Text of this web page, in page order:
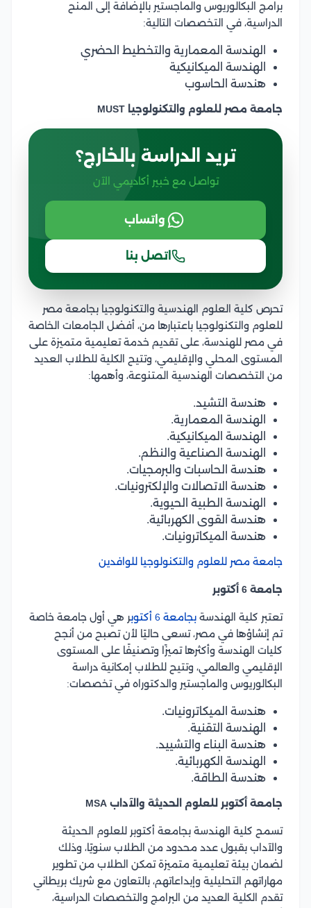
برامج البكالوريوس والماجستير بالإضافة إلى المنح
الدراسية، في التخصصات التالية:
الهندسة المعمارية والتخطيط الحضري
الهندسة الميكانيكية
هندسة الحاسوب
جامعة مصر للعلوم والتكنولوجيا MUST
تريد الدراسة بالخارج؟
تواصل مع خبير أكاديمي الآن
واتساب
اتصل بنا
تحرص كلية العلوم الهندسية والتكنولوجيا بجامعة مصر
للعلوم والتكنولوجيا باعتبارها من، أفضل الجامعات الخاصة
في مصر للهندسة، على تقديم خدمة تعليمية متميزة على
المستوى المحلي والإقليمي، وتتيح الكلية للطلاب العديد
من التخصصات الهندسية المتنوعة، وأهمها:
هندسة التشيد.
الهندسة المعمارية.
الهندسة الميكانيكية.
الهندسة الصناعية والنظم.
هندسة الحاسبات والبرمجيات.
هندسة الاتصالات والإلكترونيات.
الهندسة الطبية الحيوية.
هندسة القوى الكهربائية.
هندسة الميكاترونيات.
جامعة مصر للعلوم والتكنولوجيا للوافدين
جامعة 6 أكتوبر
تعتبر كلية الهندسة بجامعة 6 أكتوب
ر هي أول جامعة خاصة
تم إنشاؤها في مصر، تسعى حاليًا لأن تصبح من أنجح
كليات الهندسة وأكثرها تميزًا وتصنيفًا على المستوى
الإقليمي والعالمي، وتتيح للطلاب إمكانية دراسة
البكالوريوس والماجستير والدكتوراه في تخصصات:
هندسة الميكاترونيات.
الهندسة التقنية.
هندسة البناء والتشييد.
الهندسة الكهربائية.
هندسة الطاقة.
جامعة أكتوبر للعلوم الحديثة والآداب MSA
تسمح كلية الهندسة بجامعة أكتوبر للعلوم الحديثة
والآداب بقبول عدد محدود من الطلاب سنويًا، وذلك
لضمان بيئة تعليمية متميزة تمكن الطلاب من تطوير
مهاراتهم التحليلية وإبداعاتهم، بالتعاون مع شريك بريطاني
تقدم الكلية العديد من البرامج والتخصصات الدراسية،